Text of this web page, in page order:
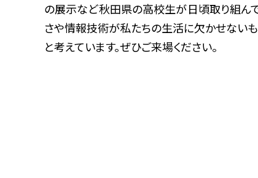
の展示など秋田県の高校生が日頃取り組ん
さや情報技術が私たちの生活に欠かせない
と考えています。ぜひご来場ください。